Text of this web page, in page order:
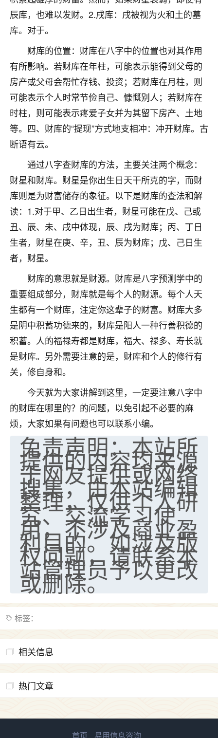
辰库，也难以发财。2.戌库：戌被视为火和土的墓
库。对于。
财库的位置：财库在八字中的位置也对其作用
有所影响。若财库在年柱，可能表示能得到父母的
房产或父母会帮忙存钱、投资；若财库在月柱，则
可能表示个人时常节俭自己、慷慨别人；若财库在
时柱，则可能表示疼爱子女并为其留下房产、土地
等。四、财库的“提现”方式地支相冲：冲开财库。古
断语有云。
通过八字查财库的方法，主要关注两个概念：
财星和财库。财星是你出生日天干所克的字，而财
库则是为财富储存的象征。以下是财库的查法和解
读：1.对于甲、乙日出生者，财星可能在戊、己或
丑、辰、未、戌中体现，辰、戌为财库；丙、丁日
生者，财星在庚、辛，丑、辰为财库；戊、己日生
者，财星。
财库的意思就是财源。财库是八字预测学中的
重要组成部分，财库就是每个人的财源。每个人天
生都有一个财库，注定你这辈子的财富。财库大多
是阴中积蓄功德来的，财库是阳人一种行善积德的
积蓄。人的福禄寿都是财库，福大、禄多、寿长就
是财库。另外需要注意的是，财库和个人的修行有
关，修自身和。
今天就为大家讲解到这里，一定要注意八字中
的财库在哪里的？的问题，以免引起不必要的麻
烦，大家如果有问题也可以联系小编。
免责声明：本站所
提供的内容均来源
于网友提供或网络
搜集，由本站编辑
整理，仅供个人研
究、交流学习使
用，不涉及商业盈
利目的。如涉及版
权问题，请联系本
站管理员予以更改
或删除。
标签：
相关信息
热门文章
问题，反正就是不舒服。中医西医看遍了，找不到问
题，后来无意中看到有人推荐慧来老师，跟老师聊过
之后，心情豁然开朗，也听老师建议，处理了一些因
果问题。今年以来，身体比以前好多，主要是心情好
了，老师说境随心转，现在深有体会了。
鹿森 ：是的，其实跟老师聊过之后，最大的感
触，首先就是心态会变好，万般皆是命，半点
不由人！
1天前 来自四川 9
金白水清
鹿森：慧来老师微信：gjsy0624
1天前 来自江西 12
青春168
我也想要，我也想要！
2天前 来自山西 15
Jessica李
老师做不做超度法事？我想给我奶奶做超度，她今年
刚去世了。
七零老顽童 ：我母亲前年离世，刚开始我经常
做梦梦见她，后来也是朋友介绍，找到慧来老
师，安排了超度法事，做梦再也没有梦到过
了，一开始是半信半疑的，图个心安，给亡母
超度，现在看来，人不信也不行。
优秀的张同学
老师收徒吗？？我对这些很感兴趣
2天前 来自山西
首页 易用信息咨询